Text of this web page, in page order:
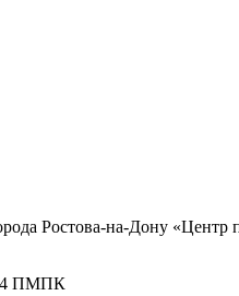
Ростова-на-Дону «Центр
44 ПМПК